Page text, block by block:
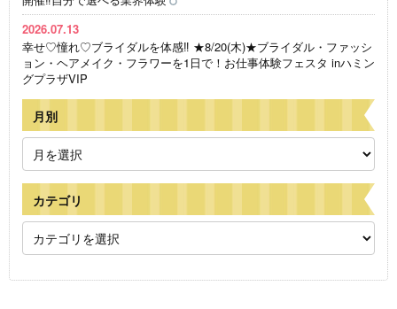
2026.07.13
幸せ♡憧れ♡ブライダルを体感‼ ★8/20(木)★ブライダル・ファッシ
ョン・ヘアメイク・フラワーを1日で！お仕事体験フェスタ inハミン
グプラザVIP
月別
カテゴリ